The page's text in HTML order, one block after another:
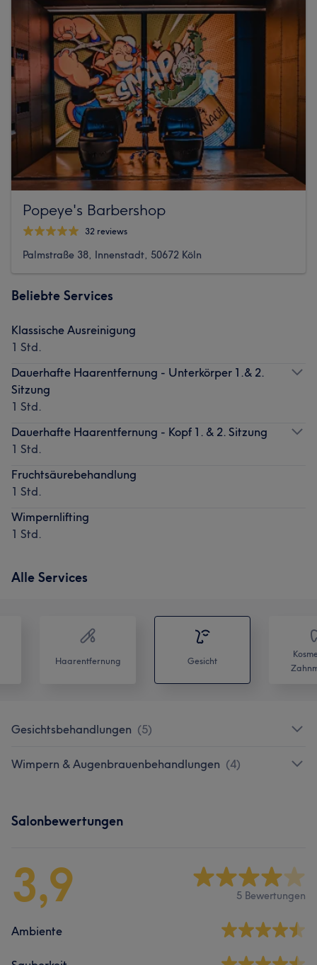
Popeye's Barbershop
32 reviews
Palmstraße 38, Innenstadt, 50672 Köln
Beliebte Services
Klassische Ausreinigung
1 Std.
Dauerhafte Haarentfernung - Unterkörper 1.& 2.
Sitzung
1 Std.
Dauerhafte Haarentfernung - Kopf 1. & 2. Sitzung
1 Std.
Fruchtsäurebehandlung
1 Std.
Wimpernlifting
1 Std.
Alle Services
Haarentfernung Gesicht
Gesichtsbehandlungen (5)
Wimpern & Augenbrauenbehandlungen (4)
Salonbewertungen
3,9 5 Bewertungen
Ambiente